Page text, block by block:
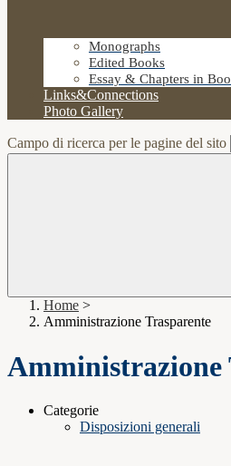
Monographs
Edited Books
Essay & Chapters in
Links&Connections
Photo Gallery
Campo di ricerca per le pagine del sito
Home >
Amministrazione Trasparente
Amministrazione
Categorie
Disposizioni generali